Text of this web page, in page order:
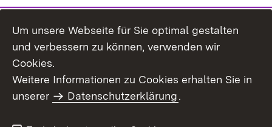
Um unsere Webseite für Sie optimal gestalten
und verbessern zu können, verwenden wir
Cookies.
Weitere Informationen zu Cookies erhalten Sie in
unserer
Datenschutzerklärung.